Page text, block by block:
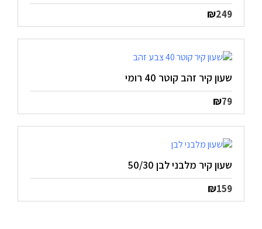
₪249
שעון קיר זהב קוטר 40 רומי
₪79
שעון קיר מלבני לבן 50/30
₪159